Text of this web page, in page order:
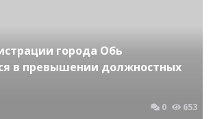
города Обь
в превышении должностных
0 653